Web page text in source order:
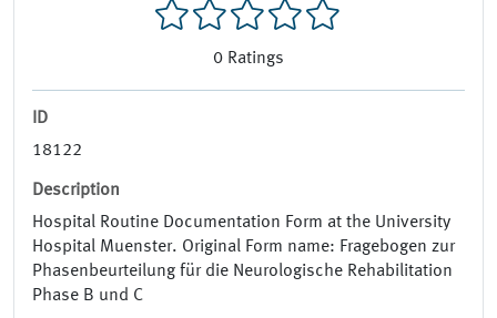
0 Ratings
ID
18122
Description
Hospital Routine Documentation Form at the University
Hospital Muenster. Original Form name: Fragebogen zur
Phasenbeurteilung für die Neurologische Rehabilitation
Phase B und C